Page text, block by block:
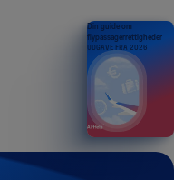
Din guide om
flypassagerrettigheder
UDGAVE FRA 2026